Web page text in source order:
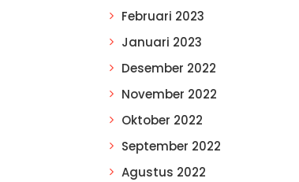
Februari 2023
Januari 2023
Desember 2022
November 2022
Oktober 2022
September 2022
Agustus 2022